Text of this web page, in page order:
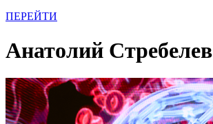
ПЕРЕЙТИ
Анатолий Стребелев